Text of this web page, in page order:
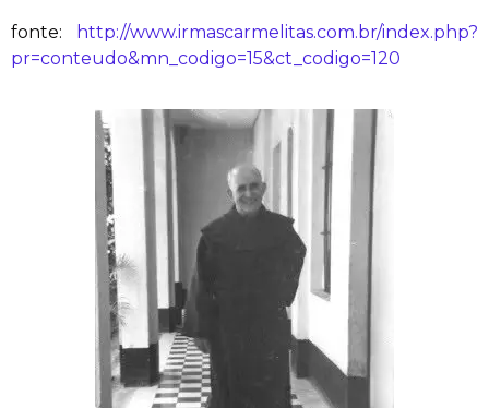
fonte:
http://www.irmascarmelitas.com.br/index.php?
pr=conteudo&mn_codigo=15&ct_codigo=120